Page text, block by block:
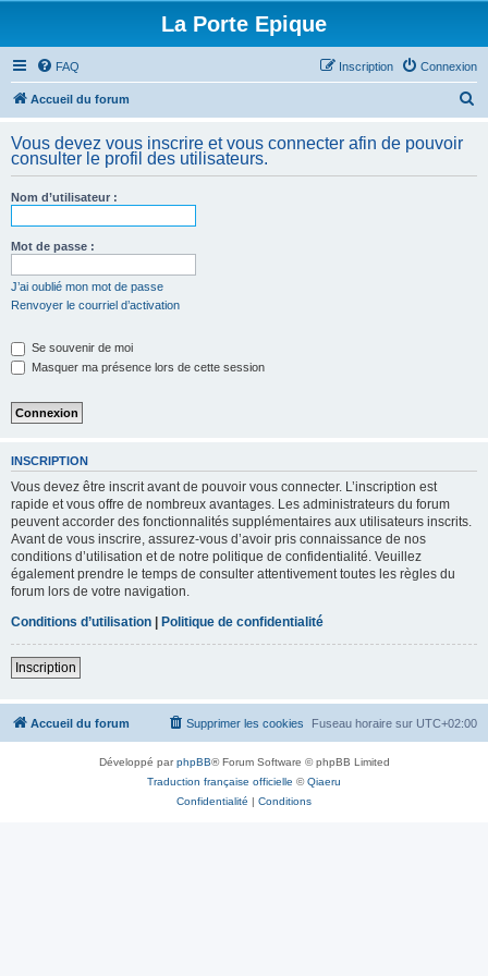
La Porte Epique
FAQ Connexion
Inscription
Accueil du forum
h
Vous devez vous inscrire et vous connecter afin de pouvoir
consulter le profil des utilisateurs.
Nom d’utilisateur :
Mot de passe :
J’ai oublié mon mot de passe
Renvoyer le courriel d’activation
Se souvenir de moi
Masquer ma présence lors de cette session
INSCRIPTION
Vous devez être inscrit avant de pouvoir vous connecter. L’inscription est
rapide et vous offre de nombreux avantages. Les administrateurs du forum
peuvent accorder des fonctionnalités supplémentaires aux utilisateurs inscrits.
Avant de vous inscrire, assurez-vous d’avoir pris connaissance de nos
conditions d’utilisation et de notre politique de confidentialité. Veuillez
également prendre le temps de consulter attentivement toutes les règles du
forum lors de votre navigation.
Conditions d’utilisation | Politique de confidentialité
Inscription
Accueil du forum Fuseau horaire sur UTC+02:00
Supprimer les cookies
Développé parphpBB® Forum Software © phpBB Limited
Traduction française officielle ©Qiaeru
Confidentialité | Conditions